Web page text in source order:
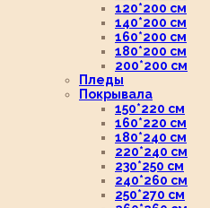
120*200 см
140*200 см
160*200 см
180*200 см
200*200 см
Пледы
Покрывала
150*220 см
160*220 см
180*240 см
220*240 см
230*250 см
240*260 см
250*270 см